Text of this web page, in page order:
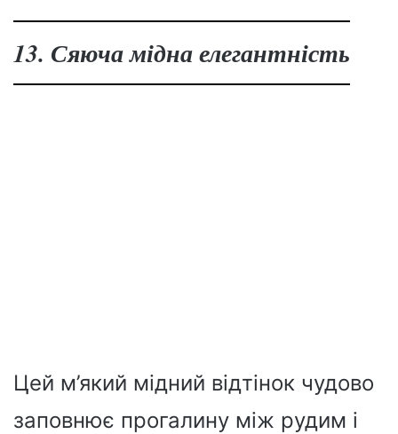
13. Сяюча мідна елегантність
Цей м’який мідний відтінок чудово
заповнює прогалину між рудим і